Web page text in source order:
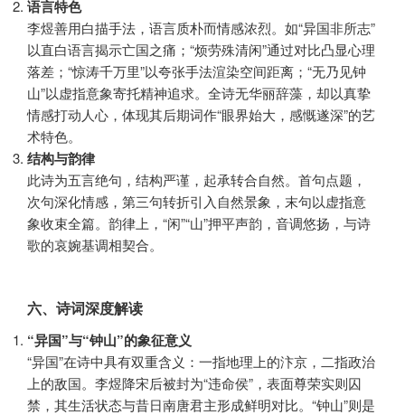
语言特色
李煜善用白描手法，语言质朴而情感浓烈。如“异国非所志”
以直白语言揭示亡国之痛；“烦劳殊清闲”通过对比凸显心理
落差；“惊涛千万里”以夸张手法渲染空间距离；“无乃见钟
山”以虚指意象寄托精神追求。全诗无华丽辞藻，却以真挚
情感打动人心，体现其后期词作“眼界始大，感慨遂深”的艺
术特色。
结构与韵律
此诗为五言绝句，结构严谨，起承转合自然。首句点题，
次句深化情感，第三句转折引入自然景象，末句以虚指意
象收束全篇。韵律上，“闲”“山”押平声韵，音调悠扬，与诗
歌的哀婉基调相契合。
六、诗词深度解读
“异国”与“钟山”的象征意义
“异国”在诗中具有双重含义：一指地理上的汴京，二指政治
上的敌国。李煜降宋后被封为“违命侯”，表面尊荣实则囚
禁，其生活状态与昔日南唐君主形成鲜明对比。“钟山”则是